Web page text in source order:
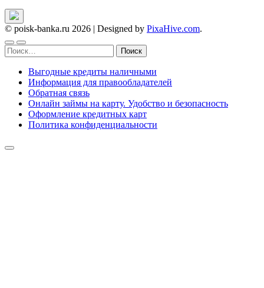
© poisk-banka.ru 2026 | Designed by PixaHive.com.
Найти:
Выгодные кредиты наличными
Информация для правообладателей
Обратная связь
Онлайн займы на карту. Удобство и безопасность
Оформление кредитных карт
Политика конфиденциальности